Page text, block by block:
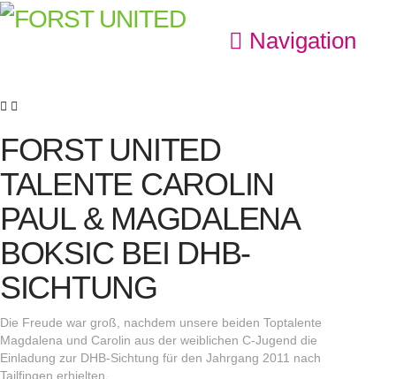
Navigation
FORST UNITED
TALENTE CAROLIN
PAUL & MAGDALENA
BOKSIC BEI DHB-
SICHTUNG
Die Freude war groß, nachdem unsere beiden Toptalente
Magdalena und Carolin aus der weiblichen C-Jugend die
Einladung zur DHB-Sichtung für den Jahrgang 2011 nach
Tailfingen erhielten.